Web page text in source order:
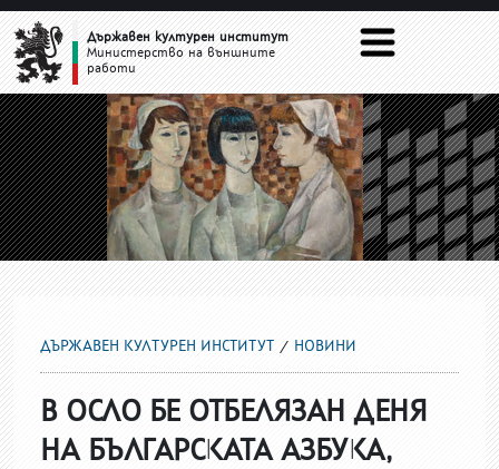
НОВИНИДържавен културен институт
Министерство на външните
работи
ДЪРЖАВЕН КУЛТУРЕН ИНСТИТУТ НОВИНИ
В ОСЛО БЕ ОТБЕЛЯЗАН ДЕНЯ
НА БЪЛГАРСКАТА АЗБУКА,